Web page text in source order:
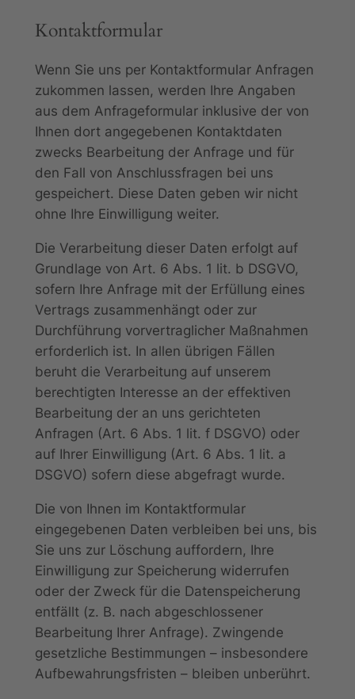
Kontaktformular
Wenn Sie uns per Kontaktformular Anfragen
zukommen lassen, werden Ihre Angaben
aus dem Anfrageformular inklusive der von
Ihnen dort angegebenen Kontaktdaten
zwecks Bearbeitung der Anfrage und für
den Fall von Anschlussfragen bei uns
gespeichert. Diese Daten geben wir nicht
ohne Ihre Einwilligung weiter.
Die Verarbeitung dieser Daten erfolgt auf
Grundlage von Art. 6 Abs. 1 lit. b DSGVO,
sofern Ihre Anfrage mit der Erfüllung eines
Vertrags zusammenhängt oder zur
Durchführung vorvertraglicher Maßnahmen
erforderlich ist. In allen übrigen Fällen
beruht die Verarbeitung auf unserem
berechtigten Interesse an der effektiven
Bearbeitung der an uns gerichteten
Anfragen (Art. 6 Abs. 1 lit. f DSGVO) oder
auf Ihrer Einwilligung (Art. 6 Abs. 1 lit. a
DSGVO) sofern diese abgefragt wurde.
Die von Ihnen im Kontaktformular
eingegebenen Daten verbleiben bei uns, bis
Sie uns zur Löschung auffordern, Ihre
Einwilligung zur Speicherung widerrufen
oder der Zweck für die Datenspeicherung
entfällt (z. B. nach abgeschlossener
Bearbeitung Ihrer Anfrage). Zwingende
gesetzliche Bestimmungen – insbesondere
Aufbewahrungsfristen – bleiben unberührt.